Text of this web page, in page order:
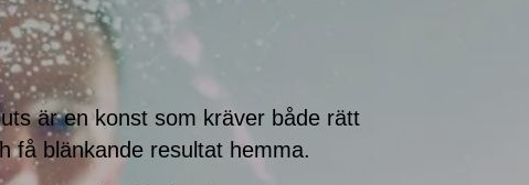
är en konst som kräver både rätt
få blänkande resultat hemma.